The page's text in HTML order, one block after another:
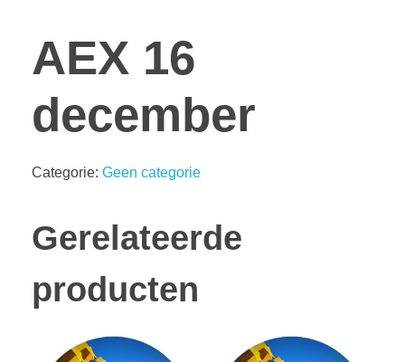
AEX 16
december
Categorie: Geen categorie
Gerelateerde
producten